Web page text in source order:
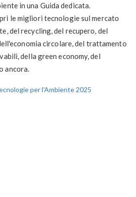
in una Guida dedicata.
le migliori tecnologie sul mercato
del recycling, del recupero, del
circolare, del trattamento
della green economy, del
ancora.
per l'Ambiente 2025